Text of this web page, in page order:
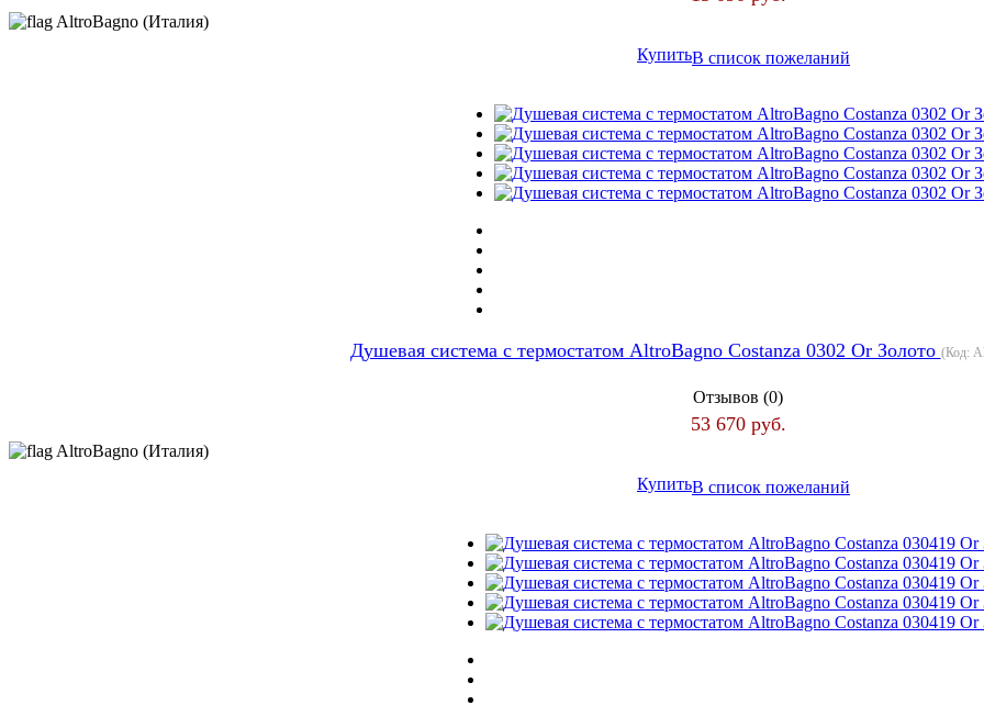
AltroBagno (Италия)
КупитьВ список пожеланий
Душевая система с термостатом AltroBagno Costanza 0302 Or Золото (Код:
Отзывов (0)
53 670 руб.
AltroBagno (Италия)
КупитьВ список пожеланий